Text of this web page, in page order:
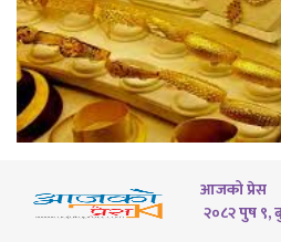
आजको प्रेस
२०८२ पुष ९,